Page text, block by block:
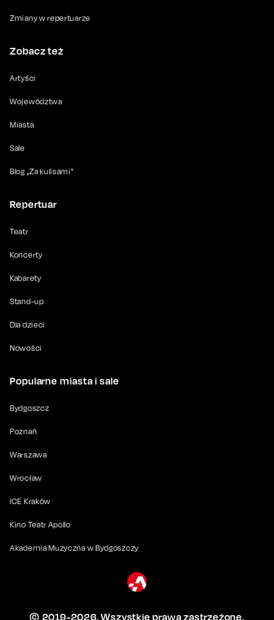
Zmiany w repertuarze
Zobacz też
Artyści
Województwa
Miasta
Sale
Blog „Za kulisami”
Repertuar
Teatr
Koncerty
Kabarety
Stand-up
Dla dzieci
Nowości
Popularne miasta i sale
Bydgoszcz
Poznań
Warszawa
Wrocław
ICE Kraków
Kino Teatr Apollo
Akademia Muzyczna w Bydgoszczy
© 2019-2026. Wszystkie prawa zastrzeżone.